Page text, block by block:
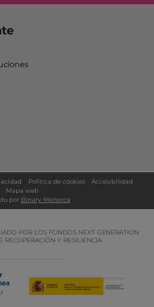
Política de cookies
Accesibilidad
Mapa web
por Binary Menorca
POR LOS FONDOS NEXT GENERATION
RECUPERACIÓN Y RESILIENCIA